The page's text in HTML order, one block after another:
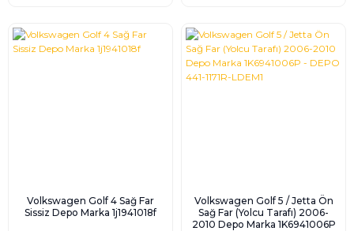
Volkswagen Golf 4 Sağ Far
Sissiz Depo Marka 1j1941018f
Volkswagen Golf 5 / Jetta Ön
Sağ Far (Yolcu Tarafı) 2006-
2010 Depo Marka 1K6941006P